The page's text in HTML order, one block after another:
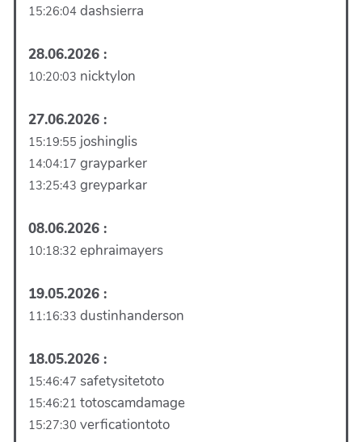
15:26:04 dashsierra
28.06.2026 :
10:20:03 nicktylon
27.06.2026 :
15:19:55 joshinglis
14:04:17 grayparker
13:25:43 greyparkar
08.06.2026 :
10:18:32 ephraimayers
19.05.2026 :
11:16:33 dustinhanderson
18.05.2026 :
15:46:47 safetysitetoto
15:46:21 totoscamdamage
15:27:30 verficationtoto